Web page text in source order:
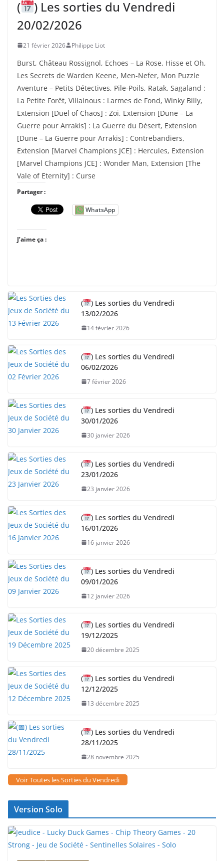
(
) Les sorties du Vendredi
20/02/2026
21 février 2026 Philippe Liot
Burst, Château Rossignol, Echoes – La Rose, Hisse et Oh,
Les Secrets de Warden Keene, Men-Nefer, Mon Puzzle
Aventure – Petits Détectives, Pile-Poils, Ratak, Sagaland :
La Petite Forêt, Villainous : Larmes de Fond, Winky Billy,
Extension [Duel of Chaos] : Zoi, Extension [Dune – La
Guerre pour Arrakis] : La Guerre du Désert, Extension
[Dune – La Guerre pour Arrakis] : Contrebandiers,
Extension [Marvel Champions JCE] : Hercules, Extension
[Marvel Champions JCE] : Wonder Man, Extension [The
Vale of Eternity] : Curse
Partager :
WhatsApp
J’aime ça :
(
) Les sorties du Vendredi
13/02/2026
14 février 2026
(
) Les sorties du Vendredi
06/02/2026
7 février 2026
(
) Les sorties du Vendredi
30/01/2026
30 janvier 2026
(
) Les sorties du Vendredi
23/01/2026
23 janvier 2026
(
) Les sorties du Vendredi
16/01/2026
16 janvier 2026
(
) Les sorties du Vendredi
09/01/2026
12 janvier 2026
(
) Les sorties du Vendredi
19/12/2025
20 décembre 2025
(
) Les sorties du Vendredi
12/12/2025
13 décembre 2025
(
) Les sorties du Vendredi
28/11/2025
28 novembre 2025
Voir Toutes les Sorties du Vendredi
Version Solo